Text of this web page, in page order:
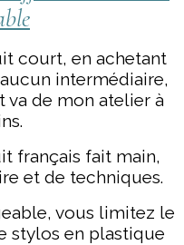
court, en achetant
intermédiaire,
de mon atelier à
français fait main,
et de techniques.
vous limitez le
stylos en plastique